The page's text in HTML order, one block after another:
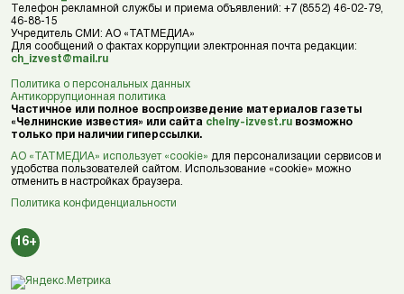
Телефон рекламной службы и приема объявлений: +7 (8552) 46-02-79,
46-88-15
Учредитель СМИ: АО «ТАТМЕДИА»
Для сообщений о фактах коррупции электронная почта редакции:
ch_izvest@mail.ru
Политика о персональных данных
Антикоррупционная политика
Частичное или полное воспроизведение материалов газеты
«Челнинские известия» или сайта chelny-izvest.ru возможно
только при наличии гиперссылки.
АО «ТАТМЕДИА» использует «cookie» для персонализации сервисов и
удобства пользователей сайтом. Использование «cookie» можно
отменить в настройках браузера.
Политика конфиденциальности
16+